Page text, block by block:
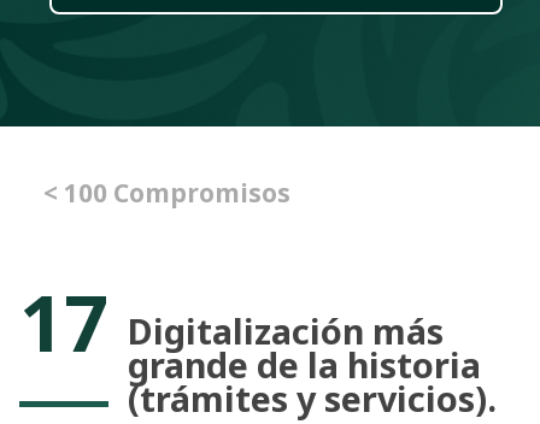
< 100 Compromisos
17 Digitalización más
grande de la historia
(trámites y servicios).